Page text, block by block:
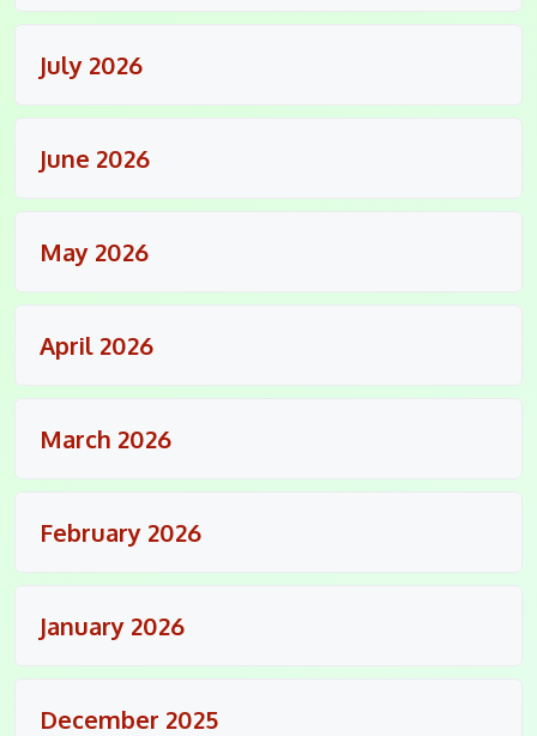
July 2026
June 2026
May 2026
April 2026
March 2026
February 2026
January 2026
December 2025